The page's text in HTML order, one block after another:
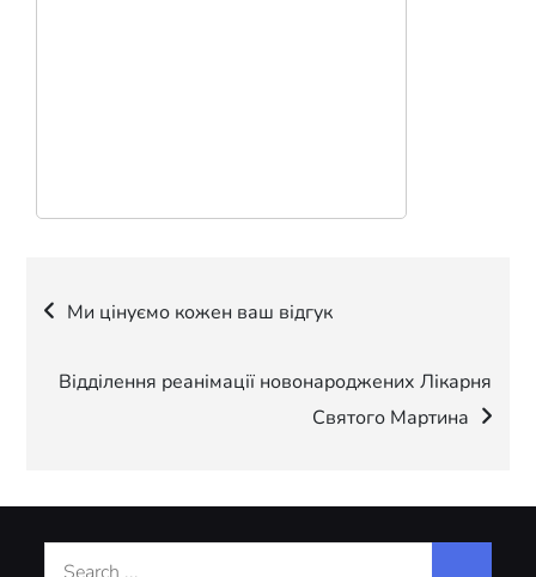
Навігація
записів
Ми цінуємо кожен ваш відгук
Відділення реанімації новонароджених Лікарня
Святого Мартина
Search